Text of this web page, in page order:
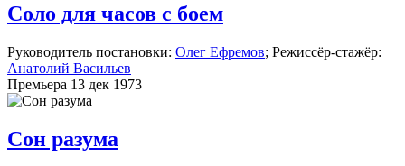
Соло для часов с боем
Руководитель постановки: Олег Ефремов; Режиссёр-стажёр:
Анатолий Васильев
Премьера 13 дек 1973
Сон разума